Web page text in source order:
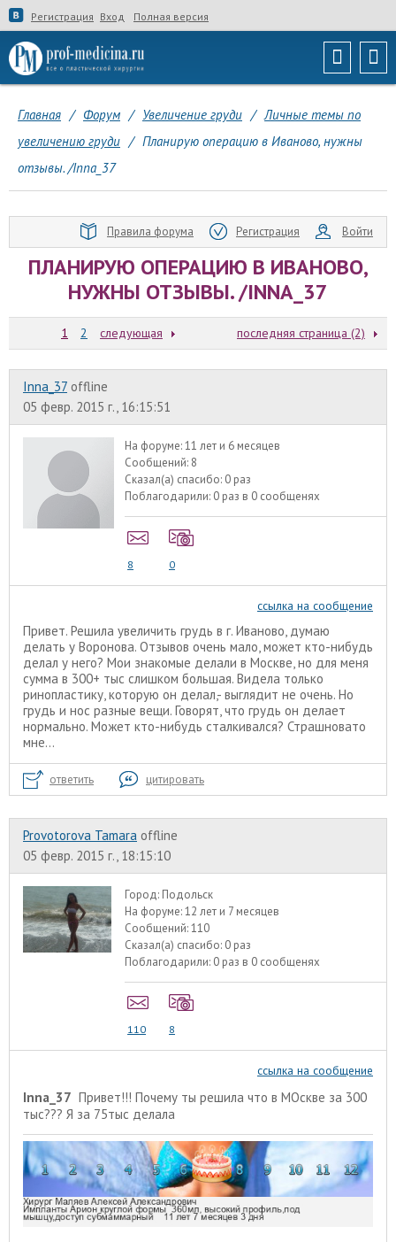
Регистрация Вход Полная версия
Главная / Форум / Увеличение груди / Личные темы по
увеличению груди / Планирую операцию в Иваново, нужны
отзывы. /Inna_37
Правила форума Регистрация Войти
ПЛАНИРУЮ ОПЕРАЦИЮ В ИВАНОВО,
НУЖНЫ ОТЗЫВЫ. /INNA_37
1 2 следующая последняя страница (2)
Inna_37 offline
05 февр. 2015 г., 16:15:51
На форуме:11 лет и 6 месяцев
Сообщений: 8
Сказал(а) спасибо: 0 раз
Поблагодарили: 0 раз в 0 сообщенях
8 0
ссылка на сообщение
Привет. Решила увеличить грудь в г. Иваново, думаю
делать у Воронова. Отзывов очень мало, может кто-нибудь
делал у него? Мои знакомые делали в Москве, но для меня
сумма в 300+ тыс слишком большая. Видела только
ринопластику, которую он делал,- выглядит не очень. Но
грудь и нос разные вещи. Говорят, что грудь он делает
нормально. Может кто-нибудь сталкивался? Страшновато
мне...
ответить цитировать
Provotorova Tamara offline
05 февр. 2015 г., 18:15:10
Город: Подольск
На форуме:12 лет и 7 месяцев
Сообщений:110
Сказал(а) спасибо: 0 раз
Поблагодарили: 0 раз в 0 сообщенях
110 8
ссылка на сообщение
Inna_37 Привет!!! Почему ты решила что в МОскве за 300
тыс??? Я за 75тыс делала